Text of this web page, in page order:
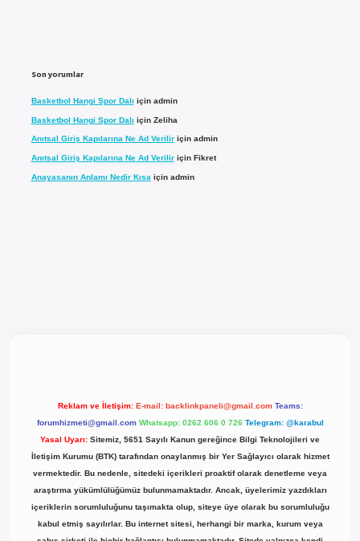
Son yorumlar
Basketbol Hangi Spor Dalı için admin
Basketbol Hangi Spor Dalı için Zeliha
Anıtsal Giriş Kapılarına Ne Ad Veriliriçin admin
Anıtsal Giriş Kapılarına Ne Ad Veriliriçin Fikret
Anayasanın Anlamı Nedir Kısa için admin
Reklam ve İletişim: E-mail: backlinkpaneli@gmail.com Teams:
forumhizmeti@gmail.com Whatsapp: 0262 606 0 726 Telegram: @karabul
Yasal Uyarı: Sitemiz, 5651 Sayılı Kanun gereğince Bilgi Teknolojileri ve
İletişim Kurumu (BTK) tarafından onaylanmış bir Yer Sağlayıcı olarak hizmet
vermektedir. Bu nedenle, sitedeki içerikleri proaktif olarak denetleme veya
araştırma yükümlülüğümüz bulunmamaktadır. Ancak, üyelerimiz yazdıkları
içeriklerin sorumluluğunu taşımakta olup, siteye üye olarak bu sorumluluğu
kabul etmiş sayılırlar. Bu internet sitesi, herhangi bir marka, kurum veya